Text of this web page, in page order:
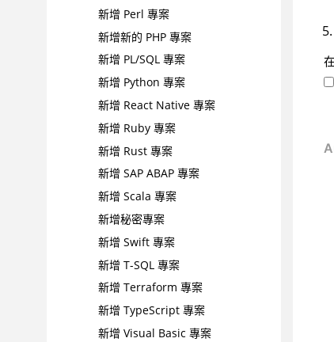
新增 Perl 專案
新增新的 PHP 專案
新增 PL/SQL 專案
新增 Python 專案
新增 React Native 專案
新增 Ruby 專案
新增 Rust 專案
新增 SAP ABAP 專案
新增 Scala 專案
新增秘密專案
新增 Swift 專案
新增 T-SQL 專案
新增 Terraform 專案
新增 TypeScript 專案
新增 Visual Basic 專案